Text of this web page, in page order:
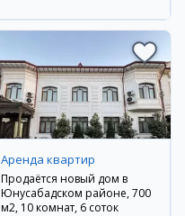
Аренда квартир
Продаётся новый дом в
Юнусабадском районе, 700
м2, 10 комнат, 6 соток